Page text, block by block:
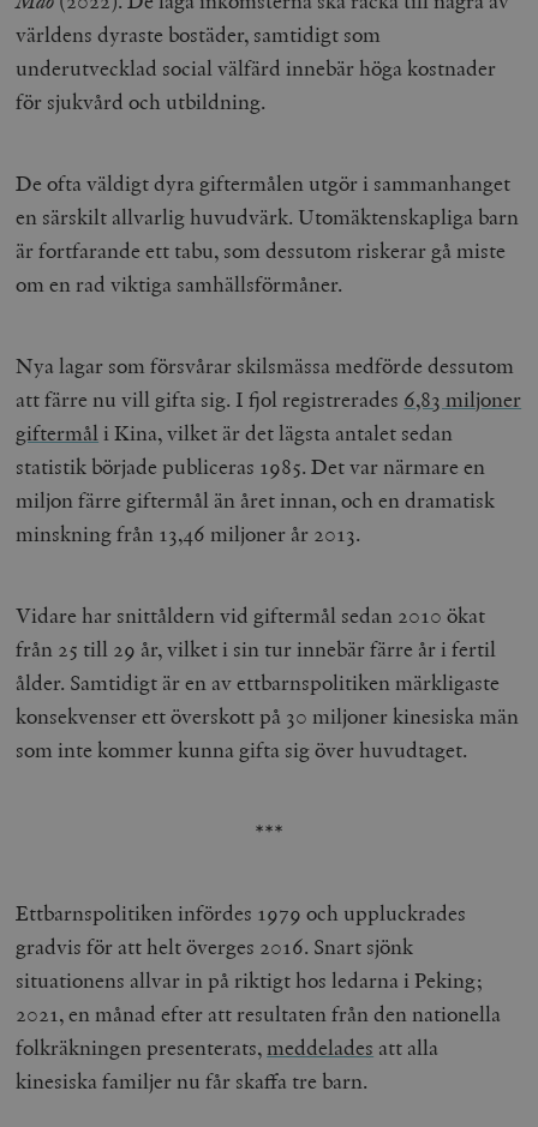
världens dyraste bostäder, samtidigt som
underutvecklad social välfärd innebär höga kostnader
för sjukvård och utbildning.
De ofta väldigt dyra giftermålen utgör i sammanhanget
en särskilt allvarlig huvudvärk. Utomäktenskapliga barn
är fortfarande ett tabu, som dessutom riskerar gå miste
om en rad viktiga samhällsförmåner.
Nya lagar som försvårar skilsmässa medförde dessutom
att färre nu vill gifta sig. I fjol registrerades 6,83 miljoner
giftermåli Kina, vilket är det lägsta antalet sedan
statistik började publiceras 1985. Det var närmare en
miljon färre giftermål än året innan, och en dramatisk
minskning från 13,46 miljoner år 2013.
Vidare har snittåldern vid giftermål sedan 2010 ökat
från 25 till 29 år, vilket i sin tur innebär färre år i fertil
ålder. Samtidigt är en av ettbarnspolitiken märkligaste
konsekvenser ett överskott på 30 miljoner kinesiska män
som inte kommer kunna gifta sig över huvudtaget.
***
Ettbarnspolitiken infördes 1979 och uppluckrades
gradvis för att helt överges 2016. Snart sjönk
situationens allvar in på riktigt hos ledarna i Peking;
2021, en månad efter att resultaten från den nationella
folkräkningen presenterats,meddelades att alla
kinesiska familjer nu får skaffa tre barn.